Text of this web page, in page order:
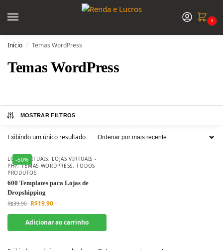
0
Início / Temas WordPress
Temas WordPress
MOSTRAR FILTROS
Exibindo um único resultado
-50%
LOJAS VIRTUAIS, LOJAS VIRTUAIS -
PHP,TEMAS WORDPRESS,TODOS
PRODUTOS
600 Templates para Lojas de
Dropshipping
R$39.90 R$19.90
Adicionar ao carrinho